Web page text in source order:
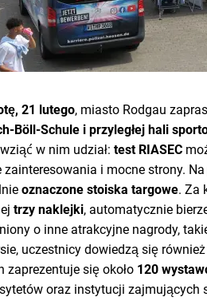
21 lutego, miasto Rodgau
Böll-Schule i przyległej hali
w nim udział: test RIASEC
zainteresowania i mocne strony.
oznaczone stoiska targowe. Za
trzy naklejki, automatycznie
o inne atrakcyjne nagrody,
uczestnicy dowiedzą się
zaprezentuje się około 120
oraz instytucji zajmujących